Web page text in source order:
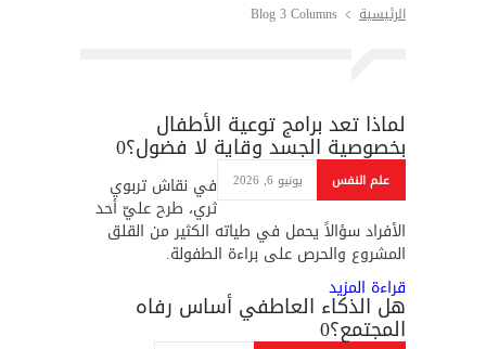
الرئيسية Blog 3 Columns
لماذا تعد برامج توعية الأطفال
بخصوصية الجسد وقاية لا فضول؟0
علم النفس يونيو 6, 2026 في نقاش تربوي
ثري، طرح عليّ أحد
الأفراد سؤالاً يحمل في طياته الكثير من القلق
المشروع والحرص على براءة الطفولة.
قراءة المزيد
هل الذكاء العاطفي أساس رفاه
المجتمع؟0